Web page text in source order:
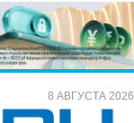
8 АВГУСТА 2026